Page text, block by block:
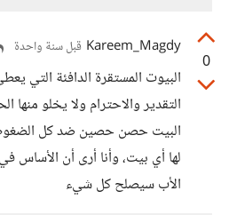
0
Kareem_Magdy قبل سنة واحدة
البيوت المستقرة الدافئة التي
التقدير والاحترام ولا يخلو
البيت حصن حصين ضد كل
لها أي بيت، وأنا أرى أن الأساس
الأب سيصلح كل شيء